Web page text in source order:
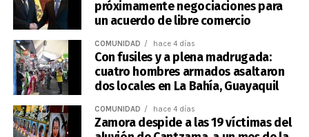
próximamente negociaciones para
un acuerdo de libre comercio
COMUNIDAD hace 4 días
Con fusiles y a plena madrugada:
cuatro hombres armados asaltaron
dos locales en La Bahía, Guayaquil
COMUNIDAD hace 4 días
Zamora despide a las 19 víctimas del